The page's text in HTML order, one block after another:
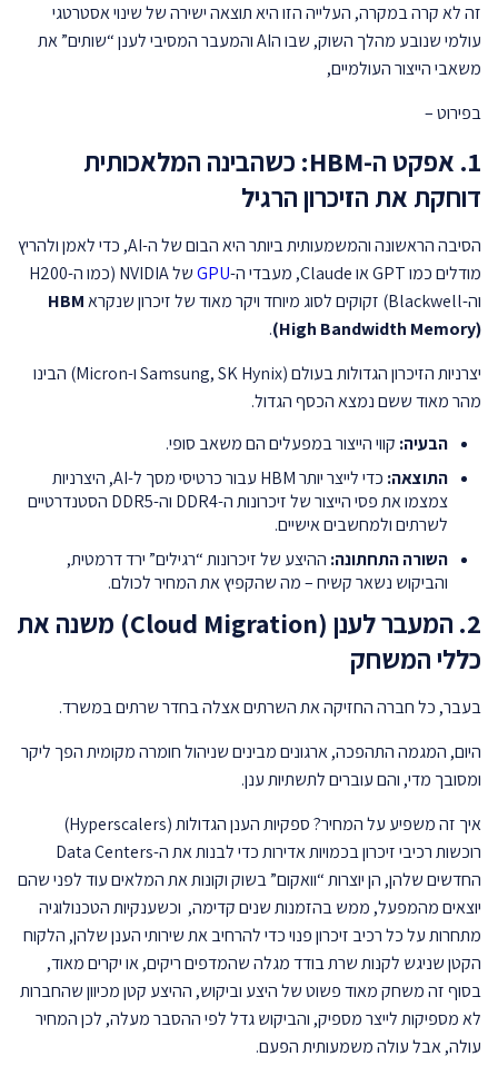
זה לא קרה במקרה, העלייה הזו היא תוצאה ישירה של שינוי אסטרטגי
עולמי שנובע מהלך השוק, שבו הAI והמעבר המסיבי לענן “שותים” את
משאבי הייצור העולמיים,
בפירוט –
1. אפקט ה-HBM: כשהבינה המלאכותית
דוחקת את הזיכרון הרגיל
הסיבה הראשונה והמשמעותית ביותר היא הבום של ה-AI, כדי לאמן ולהריץ
מודלים כמו GPT או Claude, מעבדי ה-
GPU
של NVIDIA (כמו ה-H200
וה-Blackwell) זקוקים לסוג מיוחד ויקר מאוד של זיכרון שנקרא
HBM
(High Bandwidth Memory)
.
יצרניות הזיכרון הגדולות בעולם (Samsung, SK Hynix ו-Micron) הבינו
מהר מאוד ששם נמצא הכסף הגדול.
הבעיה: קווי הייצור במפעלים הם משאב סופי.
התוצאה:
כדי לייצר יותר HBM עבור כרטיסי מסך ל-AI, היצרניות
צמצמו את פסי הייצור של זיכרונות ה-DDR4 וה-DDR5 הסטנדרטיים
לשרתים ולמחשבים אישיים.
השורה התחתונה: ההיצע של זיכרונות “רגילים” ירד דרמטית,
והביקוש נשאר קשיח – מה שהקפיץ את המחיר לכולם.
2. המעבר לענן (Cloud Migration) משנה את
כללי המשחק
בעבר, כל חברה החזיקה את השרתים אצלה בחדר שרתים במשרד.
היום, המגמה התהפכה, ארגונים מבינים שניהול חומרה מקומית הפך ליקר
ומסובך מדי, והם עוברים לתשתיות ענן.
איך זה משפיע על המחיר? ספקיות הענן הגדולות (Hyperscalers)
רוכשות רכיבי זיכרון בכמויות אדירות כדי לבנות את ה-Data Centers
החדשים שלהן, הן יוצרות “וואקום” בשוק וקונות את המלאים עוד לפני שהם
יוצאים מהמפעל, ממש בהזמנות שנים קדימה, וכשענקיות הטכנולוגיה
מתחרות על כל רכיב זיכרון פנוי כדי להרחיב את שירותי הענן שלהן, הלקוח
הקטן שניגש לקנות שרת בודד מגלה שהמדפים ריקים, או יקרים מאוד,
בסוף זה משחק מאוד פשוט של היצע וביקוש, ההיצע קטן מכיוון שהחברות
לא מספיקות לייצר מספיק, והביקוש גדל לפי ההסבר מעלה, לכן המחיר
עולה, אבל עולה משמעותית הפעם.